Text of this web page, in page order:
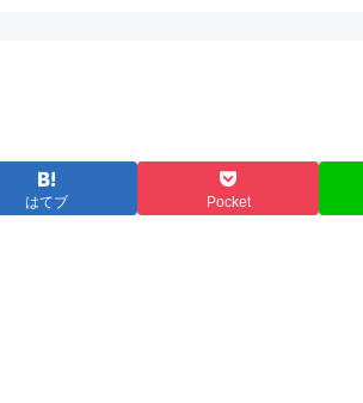
はてブ Pocket